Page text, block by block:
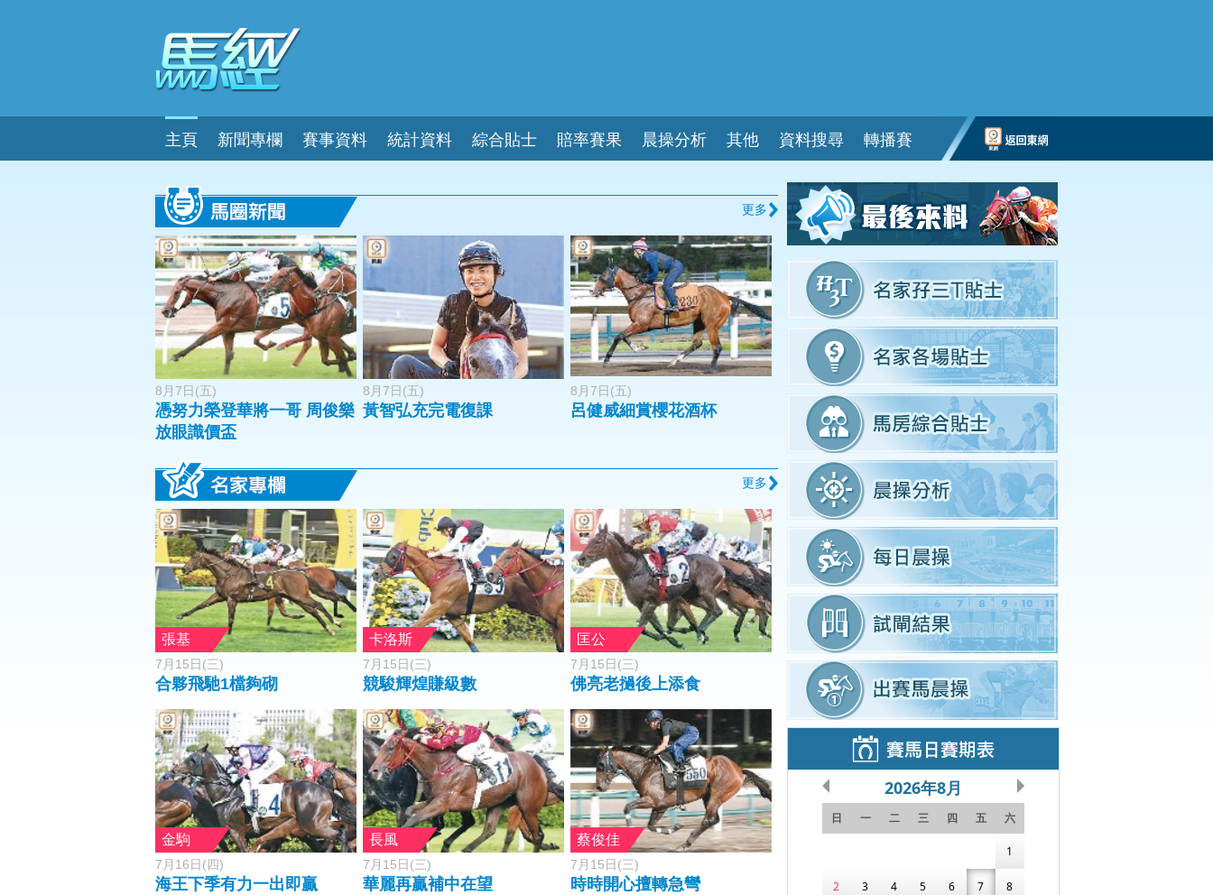
主頁 新聞專欄 賽事資料 統計資料 綜合貼士 賠率賽果 晨操分析 其他 資料搜尋 轉播賽
更多
8月7日(五)
憑努力榮登華將一哥 周俊樂
放眼識價盃
8月7日(五)
黃智弘充完電復課
8月7日(五)
呂健威細賞櫻花酒杯
更多
張基
7月15日(三)
合夥飛馳1檔夠砌
卡洛斯
7月15日(三)
競駿輝煌賺級數
匡公
7月15日(三)
佛亮老撾後上添食
金駒
7月16日(四)
海王下季有力一出即贏
長風
7月15日(三)
華麗再贏補中在望
蔡俊佳
7月15日(三)
時時開心擅轉急彎
2026年8月
日 一 二 三 四 五 六
1
2 3 4 5 6 7 8